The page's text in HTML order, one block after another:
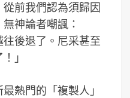
前我們認為須歸因
神論者嘲諷：
往後退了。尼采甚至
」
熱門的「複製人」